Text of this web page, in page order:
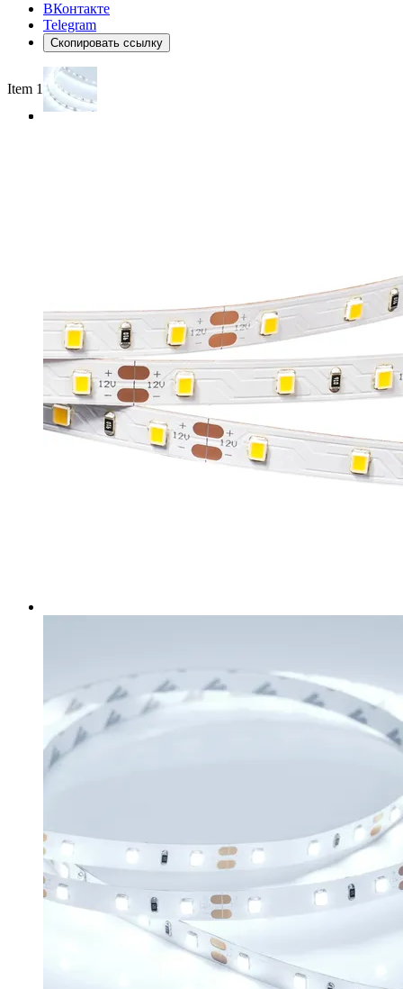
ВКонтакте
Telegram
Скопировать ссылку
Item 1 of 3